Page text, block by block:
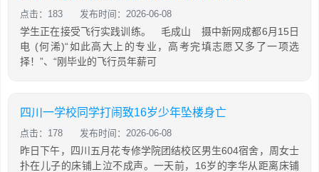
点击：183 发布时间：2026-06-08
学生正在接受飞行实践训练。 毛成山 摄中新网成都6月15日
电 (何浠)“如此高大上的专业，高考完填志愿又多了一项选
择！”、“刚毕业的飞行员年薪可
四川一学校同学打闹致16岁少年坠楼身亡
点击：178 发布时间：2026-06-08
昨日下午，四川五月花专修学院团结校区男生604宿舍，周女士
扑在儿子的床铺上泣不成声。一天前，16岁的李华从距离床铺